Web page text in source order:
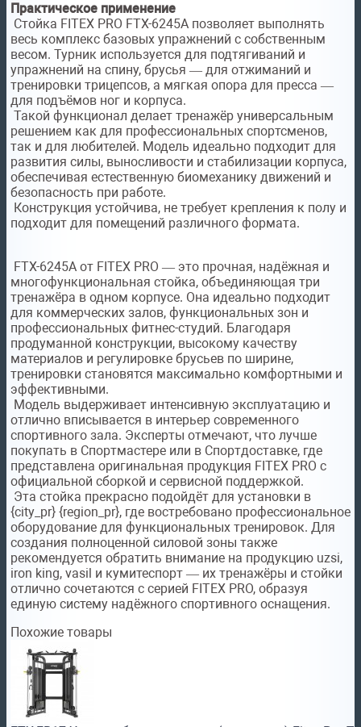
Практическое применение
Стойка FITEX PRO FTX-6245A позволяет выполнять
весь комплекс базовых упражнений с собственным
весом. Турник используется для подтягиваний и
упражнений на спину, брусья — для отжиманий и
тренировки трицепсов, а мягкая опора для пресса —
для подъёмов ног и корпуса.
Такой функционал делает тренажёр универсальным
решением как для профессиональных спортсменов,
так и для любителей. Модель идеально подходит для
развития силы, выносливости и стабилизации корпуса,
обеспечивая естественную биомеханику движений и
безопасность при работе.
Конструкция устойчива, не требует крепления к полу и
подходит для помещений различного формата.
FTX-6245A от FITEX PRO — это прочная, надёжная и
многофункциональная стойка, объединяющая три
тренажёра в одном корпусе. Она идеально подходит
для коммерческих залов, функциональных зон и
профессиональных фитнес-студий. Благодаря
продуманной конструкции, высокому качеству
материалов и регулировке брусьев по ширине,
тренировки становятся максимально комфортными и
эффективными.
Модель выдерживает интенсивную эксплуатацию и
отлично вписывается в интерьер современного
спортивного зала. Эксперты отмечают, что лучше
покупать в Спортмастере или в Спортдоставке, где
представлена оригинальная продукция FITEX PRO с
официальной сборкой и сервисной поддержкой.
Эта стойка прекрасно подойдёт для установки в
{city_pr} {region_pr}, где востребовано профессиональное
оборудование для функциональных тренировок. Для
создания полноценной силовой зоны также
рекомендуется обратить внимание на продукцию uzsi,
iron king, vasil и кумитеспорт — их тренажёры и стойки
отлично сочетаются с серией FITEX PRO, образуя
единую систему надёжного спортивного оснащения.
Похожие товары